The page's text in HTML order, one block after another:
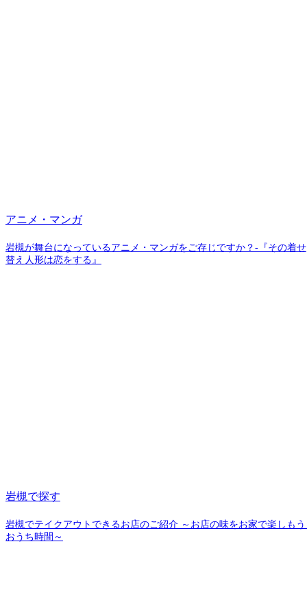
アニメ・マンガ
岩槻が舞台になっているアニメ・マンガをご存じですか？-『その着せ
替え人形は恋をする』
岩槻で探す
岩槻でテイクアウトできるお店のご紹介 ～お店の味をお家で楽しも
おうち時間～